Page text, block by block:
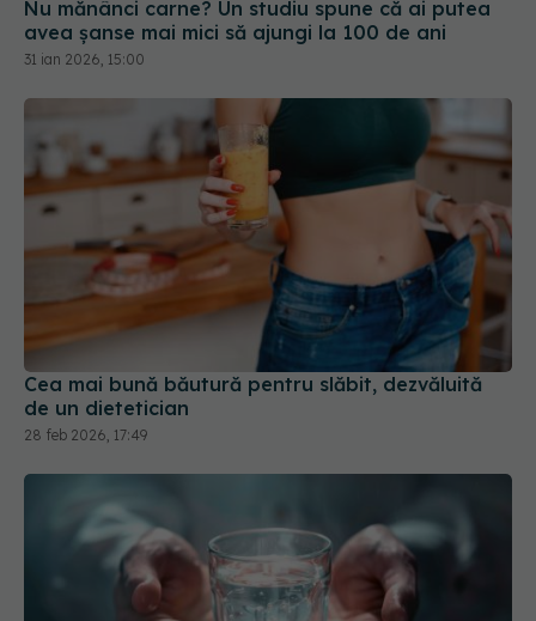
Cea mai bună băutură pentru slăbit, dezvăluită
de un dietetician
28 feb 2026, 17:49